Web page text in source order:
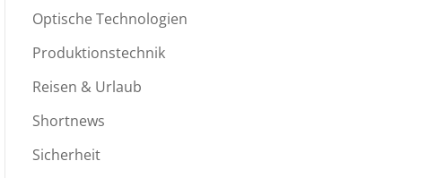
Optische Technologien
Produktionstechnik
Reisen & Urlaub
Shortnews
Sicherheit